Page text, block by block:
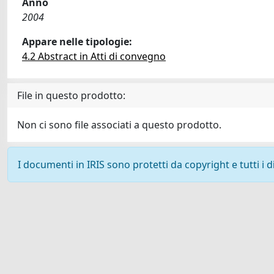
2004
Appare nelle tipologie:
4.2 Abstract in Atti di convegno
File in questo prodotto:
Non ci sono file associati a questo prodotto.
I documenti in IRIS sono protetti da copyright e tutti i